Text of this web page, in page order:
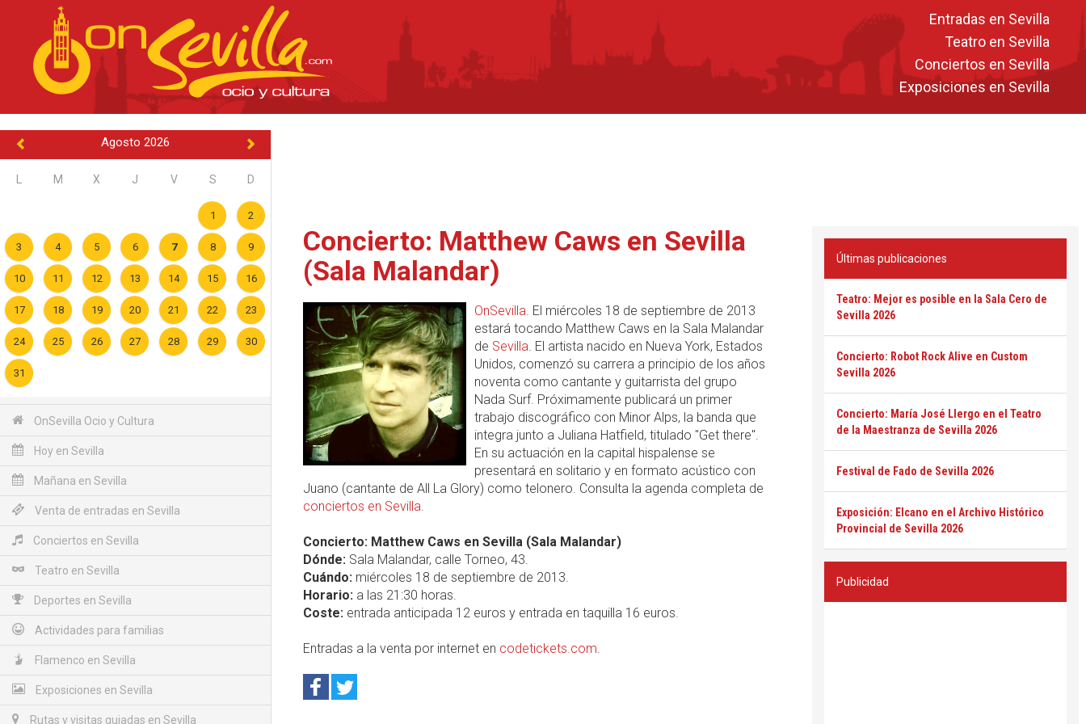
Entradas en Sevilla
Teatro en Sevilla
Conciertos en Sevilla
Exposiciones en Sevilla
Agosto 2026
M X J V S D
1 2
3 4 5 6 7 8 9
10 11 12 13 14 15 16
17 18 19 20 21 22 23
24 25 26 27 28 29 30
31
OnSevilla Ocio y Cultura
Hoy en Sevilla
Mañana en Sevilla
Venta de entradas en Sevilla
Conciertos en Sevilla
Teatro en Sevilla
Deportes en Sevilla
Actividades para familias
Flamenco en Sevilla
Exposiciones en Sevilla
Rutas y visitas guiadas en Sevilla
Concierto: Matthew Caws en Sevilla
(Sala Malandar)
OnSevilla. El miércoles 18 de septiembre de 2013
estará tocando Matthew Caws en la Sala Malandar
de Sevilla. El artista nacido en Nueva York, Estados
Unidos, comenzó su carrera a principio de los años
noventa como cantante y guitarrista del grupo
Nada Surf. Próximamente publicará un primer
trabajo discográfico con Minor Alps, la banda que
integra junto a Juliana Hatfield, titulado "Get there".
En su actuación en la capital hispalense se
presentará en solitario y en formato acústico con
Juano (cantante de All La Glory) como telonero. Consulta la agenda completa de
conciertos en Sevilla.
Concierto: Matthew Caws en Sevilla (Sala Malandar)
Dónde: Sala Malandar, calle Torneo, 43.
Cuándo: miércoles 18 de septiembre de 2013.
Horario: a las 21:30 horas.
Coste: entrada anticipada 12 euros y entrada en taquilla 16 euros.
Entradas a la venta por internet en codetickets.com.
Últimas publicaciones
Teatro: Mejor es posible en la Sala Cero de
Sevilla 2026
Concierto: Robot Rock Alive en Custom
Sevilla 2026
Concierto: María José Llergo en el Teatro
de la Maestranza de Sevilla 2026
Festival de Fado de Sevilla 2026
Exposición: Elcano en el Archivo Histórico
Provincial de Sevilla 2026
Publicidad